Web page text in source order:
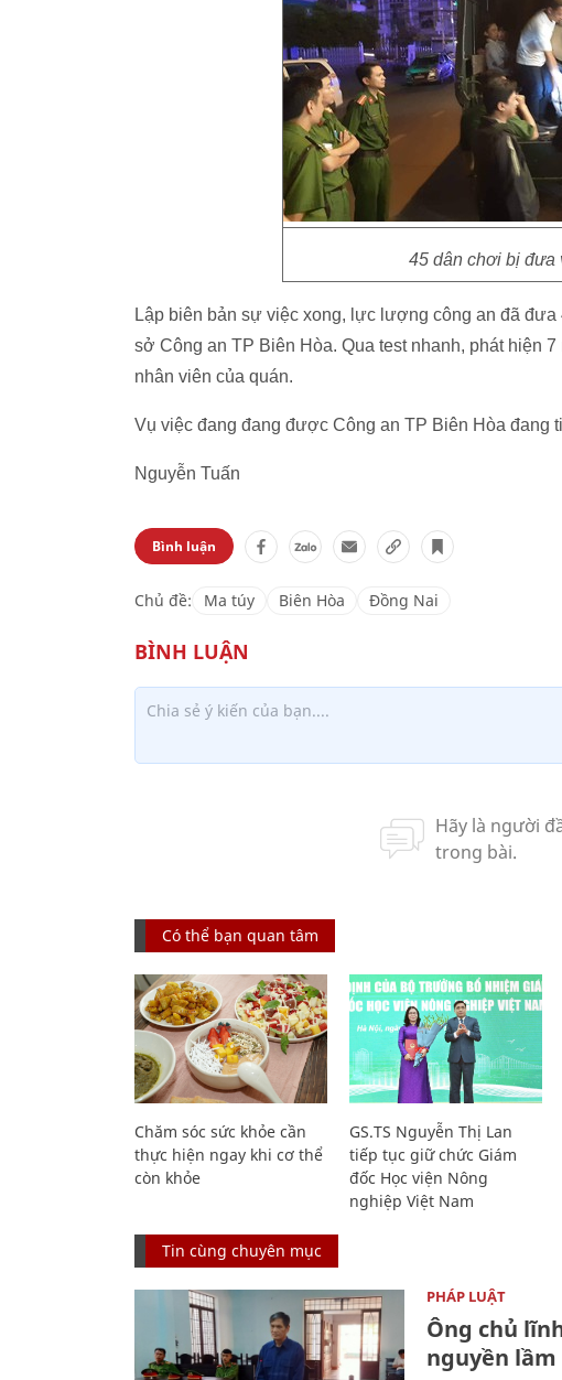
45 dân chơi bị đưa
Lập biên bản sự việc xong, lực lượng công an đã
sở Công an TP Biên Hòa. Qua test nhanh, phát hiện
nhân viên của quán.
Vụ việc đang đang được Công an TP Biên Hòa đang
Nguyễn Tuấn
Bình luận
Chủ đề: Ma túy Biên Hòa Đồng Nai
Có thể bạn quan tâm
Chăm sóc sức khỏe cần
thực hiện ngay khi cơ thể
còn khỏe
GS.TS Nguyễn Thị Lan
tiếp tục giữ chức Giám
đốc Học viện Nông
nghiệp Việt Nam
Tin cùng chuyên mục
PHÁP LUẬT
Ông chủ
nguyền